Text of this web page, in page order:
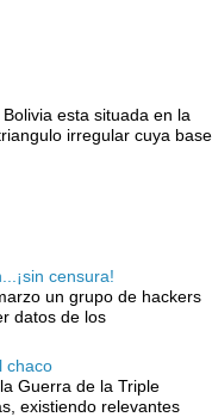
esta situada en la
irregular cuya base
censura!
un grupo de hackers
datos de los
chaco
Guerra de la Triple
existiendo relevantes